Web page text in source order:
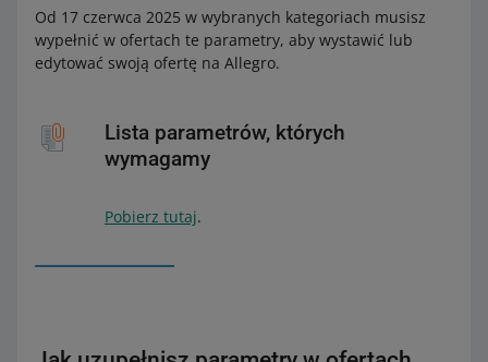
Od 17 czerwca 2025 w wybranych kategoriach musisz
wypełnić w ofertach te parametry, aby wystawić lub
edytować swoją ofertę na Allegro.
Lista parametrów, których
wymagamy
Pobierz tutaj.